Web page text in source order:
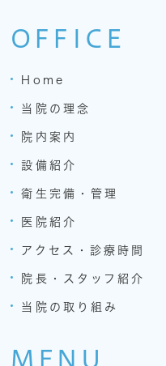
OFFICE
Home
当院の理念
院内案内
設備紹介
衛生完備・管理
医院紹介
アクセス・診療時間
院長・スタッフ紹介
当院の取り組み
MENU